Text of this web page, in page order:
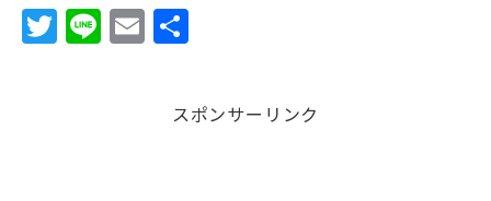
T Li E
aiスポンサーリンク